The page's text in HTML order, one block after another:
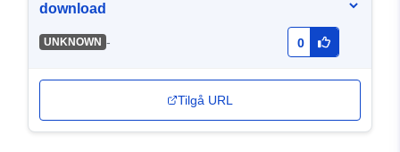
download
UNKNOWN - 0
Tilgå URL